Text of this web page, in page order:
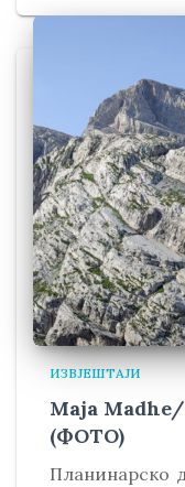
ИЗВЈЕШТАЈИ
Maja
(ФОТО)
Планинарско